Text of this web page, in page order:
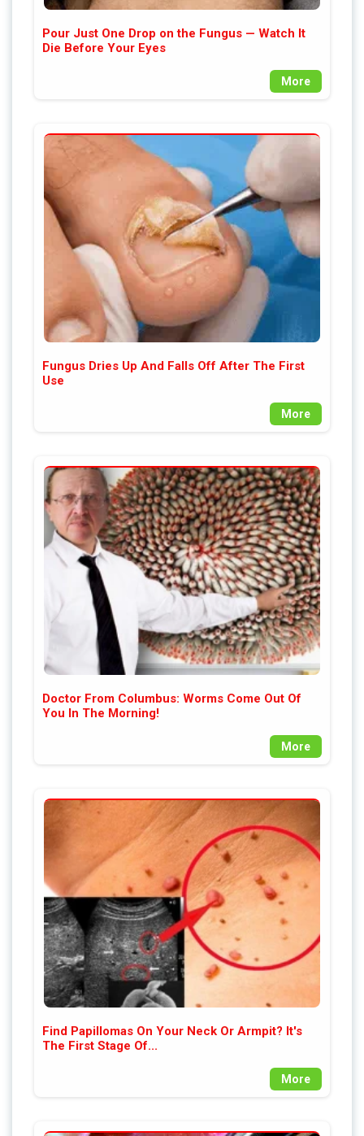
Pour Just One Drop on the Fungus — Watch It
Die Before Your Eyes
More
Fungus Dries Up And Falls Off After The First
Use
More
Doctor From Columbus: Worms Come Out Of
You In The Morning!
More
Find Papillomas On Your Neck Or Armpit? It's
The First Stage Of...
More